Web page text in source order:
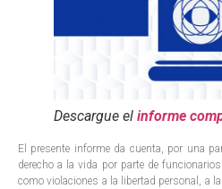
Descargue el informe
El presente informe da cuenta, por una
derecho a la vida por parte de
como violaciones a la libertad personal, a